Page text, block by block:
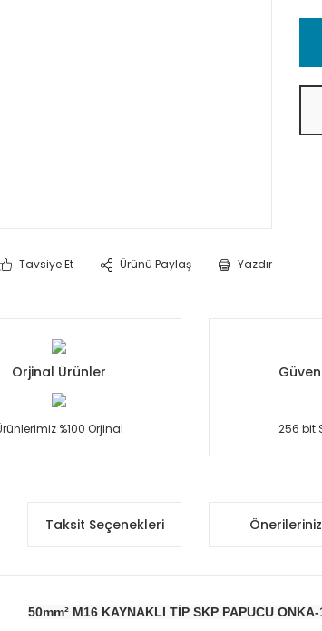
Tavsiye Et Ürünü Paylaş Yazdır
Orjinal Ürünler
%100 Orjinal 256 bit
Taksit Seçenekleri Önerileriniz
50mm² M16 KAYNAKLI TİP SKP PAPUCU